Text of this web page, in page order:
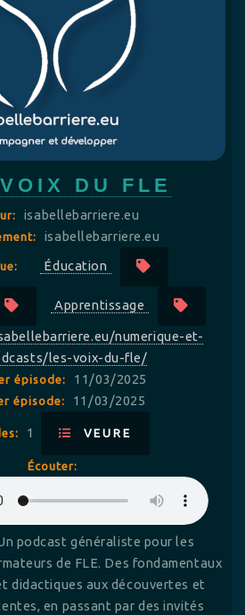
DU FLE
isabellebarriere.eu
isabellebarriere.eu
Éducation
Apprentissage
numerique-et-
les-voix-du-fle/
épisode: 11/03/2025
épisode: 11/03/2025
1 VEURE
Écouter:
podcast généraliste pour les
de FLE. Des fondamentaux
didactiques aux découvertes et
en passant par des invités